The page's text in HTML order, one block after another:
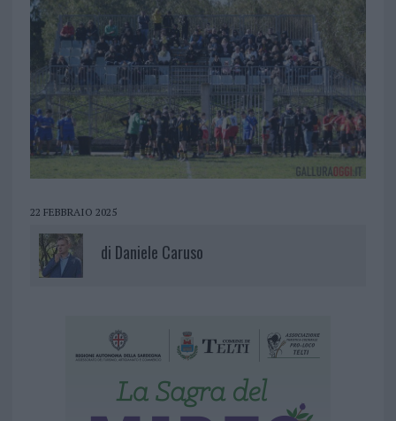
22 FEBBRAIO 2025
di Daniele Caruso